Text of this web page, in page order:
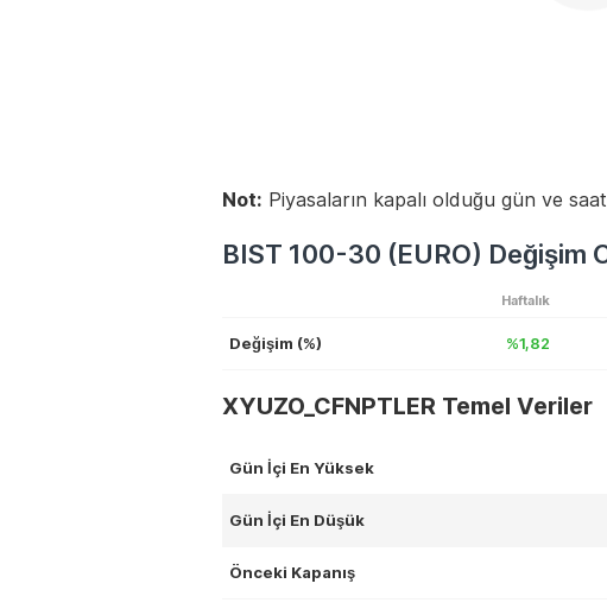
Not: Piyasaların kapalı olduğu gün ve
BIST 100-30 (EURO) Değişim
Haftalık
Değişim (%) %1,82
XYUZO_CFNPTLER Temel Veriler
Gün İçi En Yüksek
Gün İçi En Düşük
Önceki Kapanış